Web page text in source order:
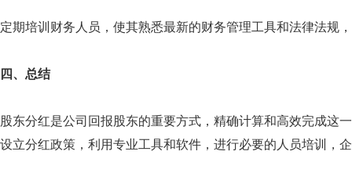
定期培训财务人员，使其熟悉最新的财务管理工具和法律法规
四、总结
股东分红是公司回报股东的重要方式，精确计算和高效完成这
设立分红政策，利用专业工具和软件，进行必要的人员培训，